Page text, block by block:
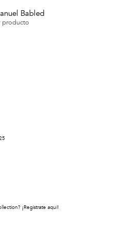
Babled
producto
¡Regístrate aquí!